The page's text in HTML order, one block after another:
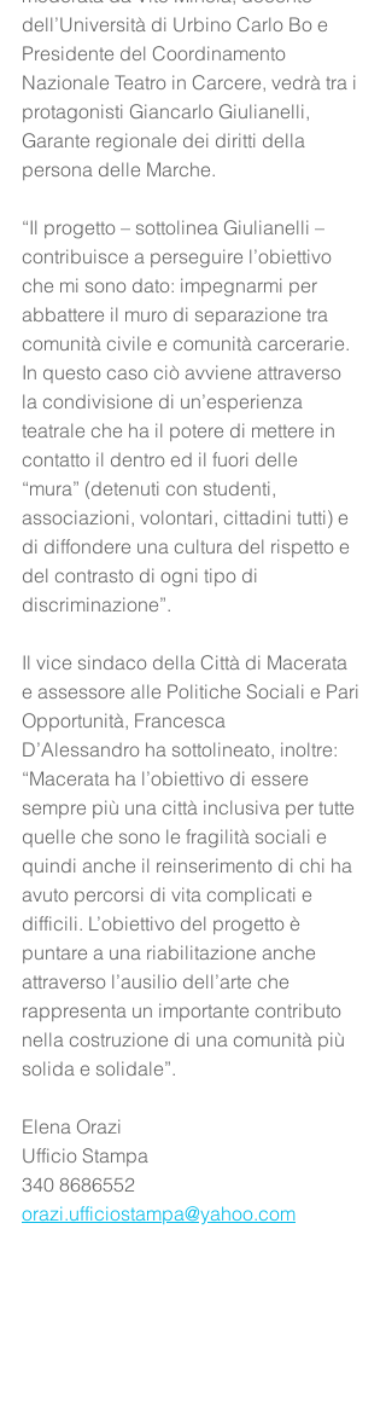
dell’Università di Urbino Carlo Bo e
Presidente del Coordinamento
Nazionale Teatro in Carcere, vedrà tra i
protagonisti Giancarlo Giulianelli,
Garante regionale dei diritti della
persona delle Marche.
“Il progetto – sottolinea Giulianelli –
contribuisce a perseguire l’obiettivo
che mi sono dato: impegnarmi per
abbattere il muro di separazione tra
comunità civile e comunità carcerarie.
In questo caso ciò avviene attraverso
la condivisione di un’esperienza
teatrale che ha il potere di mettere in
contatto il dentro ed il fuori delle
“mura” (detenuti con studenti,
associazioni, volontari, cittadini tutti) e
di diffondere una cultura del rispetto e
del contrasto di ogni tipo di
discriminazione”.
Il vice sindaco della Città di Macerata
e assessore alle Politiche Sociali e Pari
Opportunità, Francesca
D’Alessandro ha sottolineato, inoltre:
“Macerata ha l’obiettivo di essere
sempre più una città inclusiva per tutte
quelle che sono le fragilità sociali e
quindi anche il reinserimento di chi ha
avuto percorsi di vita complicati e
difficili. L’obiettivo del progetto è
puntare a una riabilitazione anche
attraverso l’ausilio dell’arte che
rappresenta un importante contributo
nella costruzione di una comunità più
solida e solidale”.
Elena Orazi
Ufficio Stampa
340 8686552
orazi.ufficiostampa@yahoo.com